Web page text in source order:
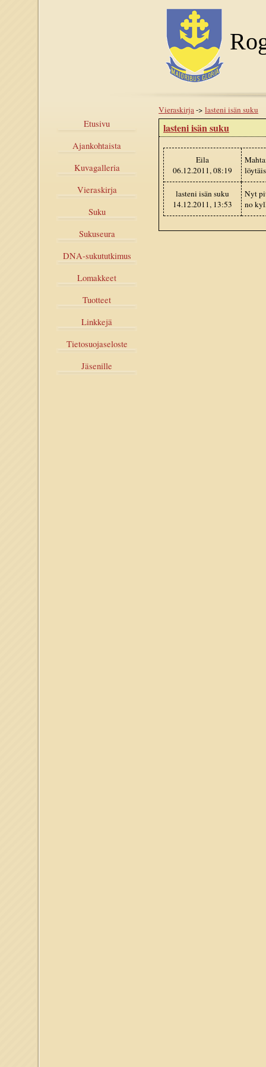
Etusivu
Ajankohtaista
Kuvagalleria
Vieraskirja
Suku
Sukuseura
DNA-sukututkimus
Lomakkeet
Tuotteet
Linkkejä
Tietosuojaseloste
Jäsenille
Vieraskirja-> lasteni isän suku
lasteni isän suku
Eila
06.12.2011, 08:19
lasteni isän suku
14.12.2011, 13:53
Nyt
no